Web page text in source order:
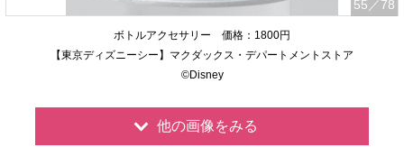
55 ／78
ボトルアクセサリー 価格：1800円
【東京ディズニーシー】マクダックス・デパートメントストア
©Disney
他の画像をみる